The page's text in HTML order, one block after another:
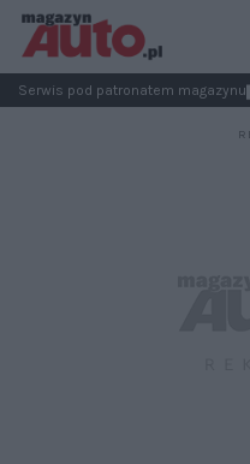
Serwis pod patronatem magazynu